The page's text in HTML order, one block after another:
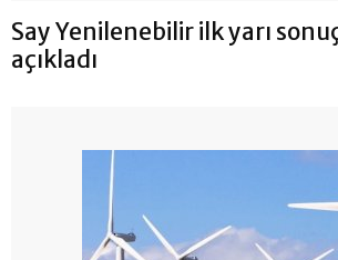
Say Yenilenebilir ilk yarı
açıkladı